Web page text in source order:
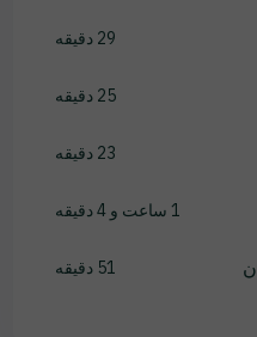
29 دقیقه
25 دقیقه
23 دقیقه
1 ساعت و 4 دقیقه
51 دقیقه